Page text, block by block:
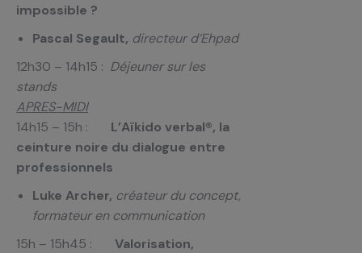
impossible ?
Pascal Segault, directeur d’Ehpad
12h30 – 14h15 : Déjeuner sur les
stands
APRES-MIDI
14h15 – 15h : L’Aïkido verbal®, la
ceinture noire du dialogue entre
professionnels
Luke Archer, créateur du concept,
formateur en communication
15h – 15h45 : Valorisation,